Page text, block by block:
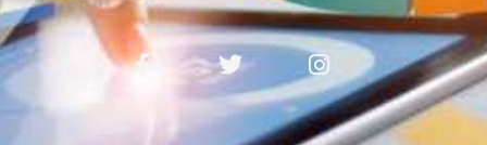
Facebook-
f
Twitter Instagram